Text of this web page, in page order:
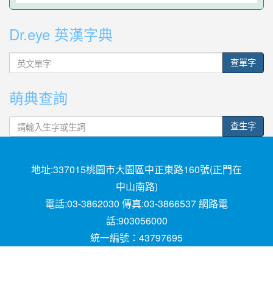
Dr.eye 英漢字典
英
文
字
查單字
萌典查詢
查生字
地址:337015桃園市大園區中正東路160號(正門在
中山南路)
電話:03-3862030 傳真:03-3866537 網路電
話:903056000
統一編號：43797695